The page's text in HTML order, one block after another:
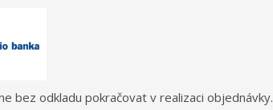
bez odkladu pokračovat v realizaci objednávky.